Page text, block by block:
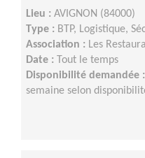
Lieu : AVIGNON (84000)
Type : BTP, Logistique,
Association : Les
Date : Tout le temps
Disponibilité demandée :
semaine selon